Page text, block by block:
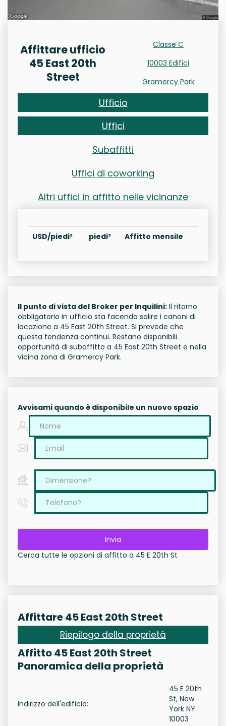
Affittare ufficio
45 East 20th
Street
Classe C
10003 Edifici
Gramercy Park
Ufficio
Uffici
Subaffitti
Uffici di coworking
Altri uffici in affitto nelle vicinanze
USD/piedi² piedi² Affitto mensile
Il punto di vista del Broker per Inquilini: Il ritorno
obbligatorio in ufficio sta facendo salire i canoni di
locazione a 45 East 20th Street. Si prevede che
questa tendenza continui. Restano disponibili
opportunità di subaffitto a 45 East 20th Street e nella
vicina zona di Gramercy Park.
Avvisami quando è disponibile un nuovo spazio
Invia
Cerca tutte le opzioni di affitto a 45 E 20th St
Affittare 45 East 20th Street
Riepilogo della proprietà
Affitto 45 East 20th Street
Panoramica della proprietà
Indirizzo dell'edificio:
45 E 20th
St, New
York NY
10003